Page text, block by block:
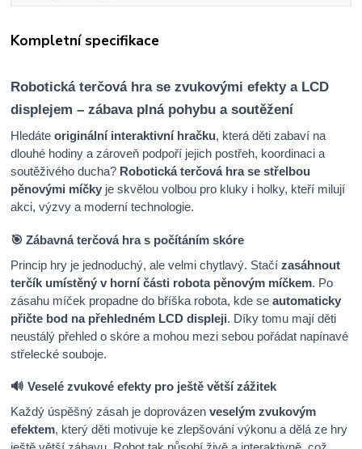
Kompletní specifikace
Robotická terčová hra se zvukovými efekty a LCD
displejem – zábava plná pohybu a soutěžení
Hledáteoriginální interaktivní hračku, která děti zabaví na
dlouhé hodiny a zároveň podpoří jejich postřeh, koordinaci a
soutěživého ducha? Robotická terčová hra se střelbou
pěnovými míčky je skvělou volbou pro kluky i holky, kteří milují
akci, výzvy a moderní technologie.
🎯 Zábavná terčová hra s počítáním skóre
Princip hry je jednoduchý, ale velmi chytlavý. Stačízasáhnout
terčík umístěný v horní části robota pěnovým míčkem. Po
zásahu míček propadne do bříška robota, kde seautomaticky
přičte bod na přehledném LCD displeji. Díky tomu mají děti
neustálý přehled o skóre a mohou mezi sebou pořádat napínavé
střelecké souboje.
🔊 Veselé zvukové efekty pro ještě větší zážitek
Každý úspěšný zásah je doprovázenveselým zvukovým
efektem, který děti motivuje ke zlepšování výkonu a dělá ze hry